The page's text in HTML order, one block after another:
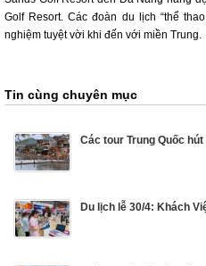
Golf Resort. Các đoàn du lịch “thể
nghiệm tuyệt vời khi đến với miền Trung.
Tin cùng chuyên mục
Các tour Trung Quốc
Du lịch lễ 30/4: Khách